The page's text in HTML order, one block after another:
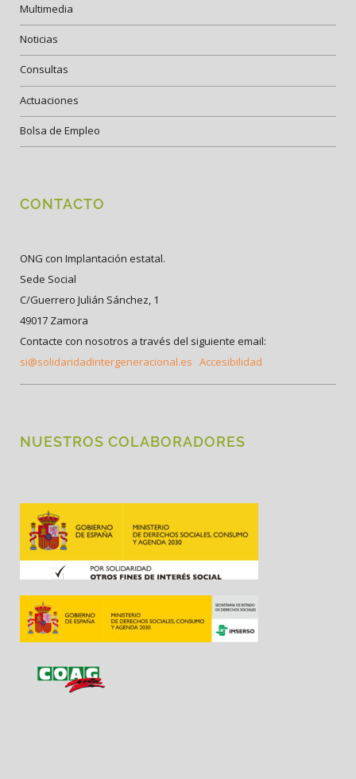
Multimedia
Noticias
Consultas
Actuaciones
Bolsa de Empleo
CONTACTO
ONG con Implantación estatal.
Sede Social
C/Guerrero Julián Sánchez, 1
49017 Zamora
Contacte con nosotros a través del siguiente email:
si@solidaridadintergeneracional.es Accesibilidad
NUESTROS COLABORADORES